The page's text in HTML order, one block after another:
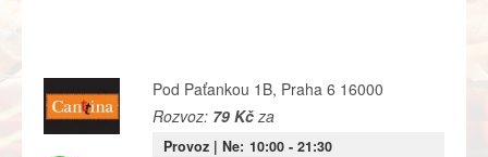
Pod Paťankou 1B, Praha 6 16000
Rozvoz: 79 Kčza
Provoz | Ne: 10:00- 21:30